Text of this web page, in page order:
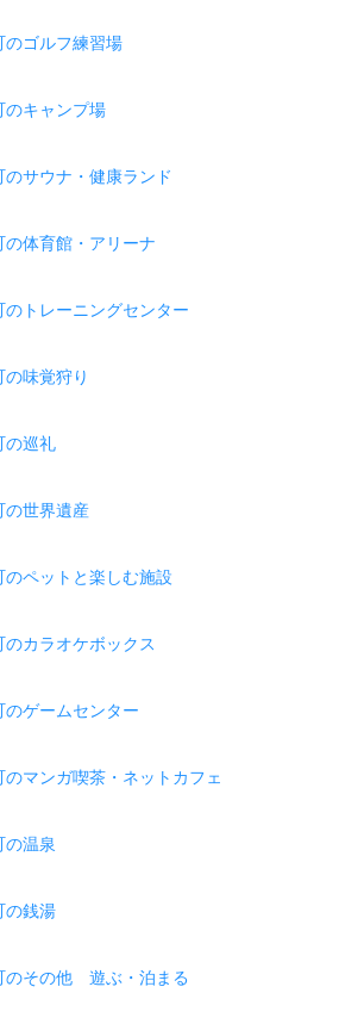
のゴルフ練習場
のキャンプ場
サウナ・健康ランド
体育館・アリーナ
トレーニングセンター
味覚狩り
の巡礼
の世界遺産
ペットと楽しむ施設
カラオケボックス
ゲームセンター
マンガ喫茶・ネットカフェ
の温泉
の銭湯
のその他 遊ぶ・泊まる